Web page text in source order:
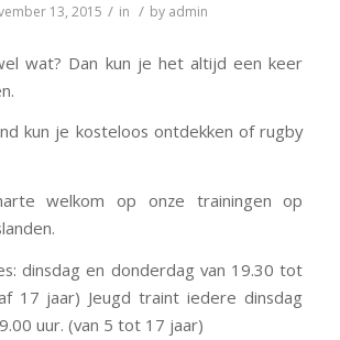
13, 2015 / in / by admin
wat? Dan kun je het altijd een keer
kun je kosteloos ontdekken of rugby
welkom op onze trainingen op
dinsdag en donderdag van 19.30 tot
17 jaar) Jeugd traint iedere dinsdag
uur. (van 5 tot 17 jaar)